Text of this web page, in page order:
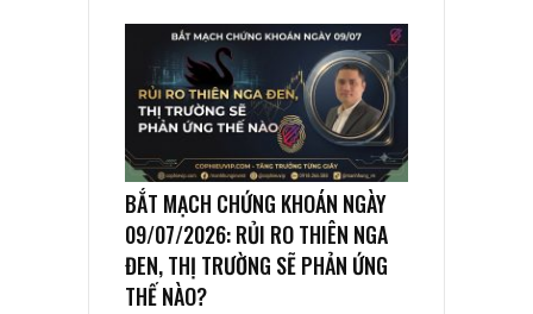
BẮT MẠCH CHỨNG KHOÁN NGÀY
09/07/2026: RỦI RO THIÊN NGA
ĐEN, THỊ TRƯỜNG SẼ PHẢN ỨNG
THẾ NÀO?